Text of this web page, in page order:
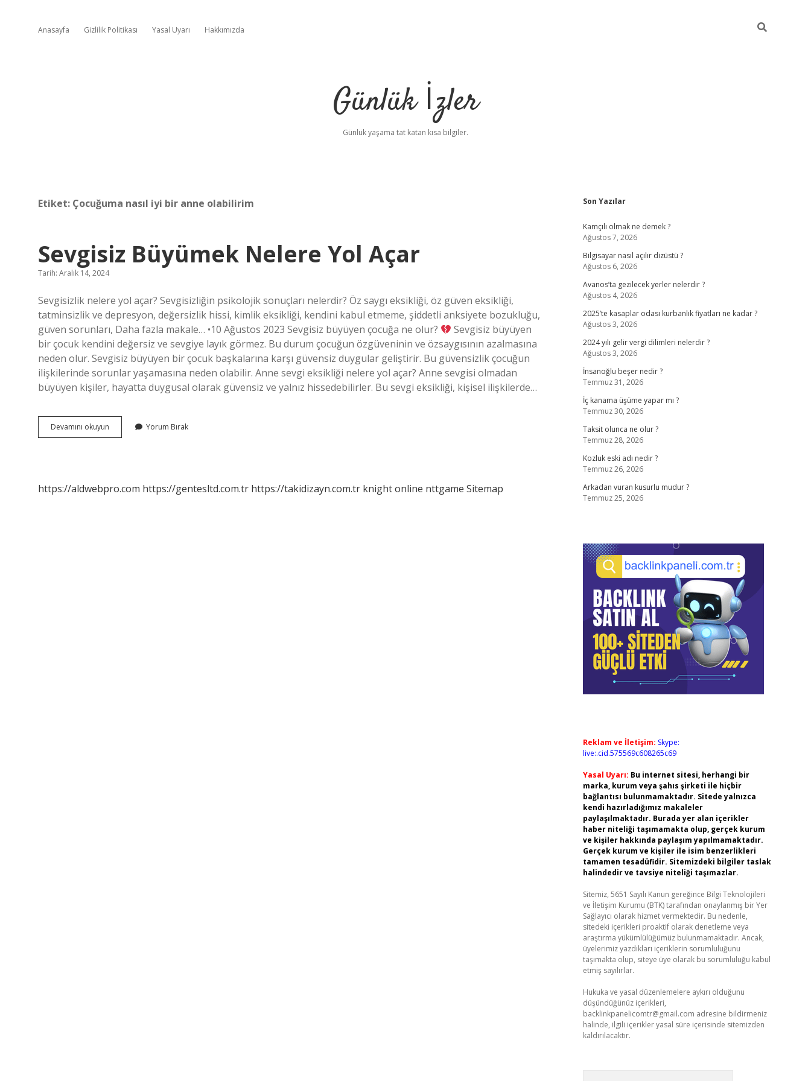
Anasayfa Gizlilik Politikası Yasal Uyarı Hakkımızda
Günlük İzler
Günlük yaşama tat katan kısa bilgiler.
Etiket: Çocuğuma nasıl iyi bir anne olabilirim
Sevgisiz Büyümek Nelere Yol Açar
Tarih: Aralık 14, 2024
Sevgisizlik nelere yol açar? Sevgisizliğin psikolojik sonuçları nelerdir? Öz saygı eksikliği, öz güven eksikliği,
tatminsizlik ve depresyon, değersizlik hissi, kimlik eksikliği, kendini kabul etmeme, şiddetli anksiyete bozukluğu,
güven sorunları, Daha fazla makale… •10 Ağustos 2023 Sevgisiz büyüyen çocuğa ne olur?
Sevgisiz büyüyen
bir çocuk kendini değersiz ve sevgiye layık görmez. Bu durum çocuğun özgüveninin ve özsaygısının azalmasına
neden olur. Sevgisiz büyüyen bir çocuk başkalarına karşı güvensiz duygular geliştirir. Bu güvensizlik çocuğun
ilişkilerinde sorunlar yaşamasına neden olabilir. Anne sevgi eksikliği nelere yol açar? Anne sevgisi olmadan
büyüyen kişiler, hayatta duygusal olarak güvensiz ve yalnız hissedebilirler. Bu sevgi eksikliği, kişisel ilişkilerde…
Devamını okuyun
Büyümek
Yorum Bırak
https://aldwebpro.com https://gentesltd.com.tr https://takidizayn.com.tr knight online nttgame Sitemap
Sidebar
Son Yazılar
Kamçılı olmak ne demek ?
Ağustos 7, 2026
Bilgisayar nasıl açılır dizüstü ?
Ağustos 6, 2026
Avanos’ta gezilecek yerler nelerdir ?
Ağustos 4, 2026
2025’te kasaplar odası kurbanlık fiyatları ne kadar ?
Ağustos 3, 2026
2024 yılı gelir vergi dilimleri nelerdir ?
Ağustos 3, 2026
İnsanoğlu beşer nedir ?
Temmuz 31, 2026
İç kanama üşüme yapar mı ?
Temmuz 30, 2026
Taksit olunca ne olur ?
Temmuz 28, 2026
Kozluk eski adı nedir ?
Temmuz 26, 2026
Arkadan vuran kusurlu mudur ?
Temmuz 25, 2026
Reklam ve İletişim: Skype:
live:.cid.575569c608265c69
Yasal Uyarı: Bu internet sitesi, herhangi bir
marka, kurum veya şahıs şirketi ile hiçbir
bağlantısı bulunmamaktadır. Sitede yalnızca
kendi hazırladığımız makaleler
paylaşılmaktadır. Burada yer alan içerikler
haber niteliği taşımamakta olup, gerçek kurum
ve kişiler hakkında paylaşım yapılmamaktadır.
Gerçek kurum ve kişiler ile isim benzerlikleri
tamamen tesadüfidir. Sitemizdeki bilgiler taslak
halindedir ve tavsiye niteliği taşımazlar.
Sitemiz, 5651 Sayılı Kanun gereğince Bilgi Teknolojileri
ve İletişim Kurumu (BTK) tarafından onaylanmış bir Yer
Sağlayıcı olarak hizmet vermektedir. Bu nedenle,
sitedeki içerikleri proaktif olarak denetleme veya
araştırma yükümlülüğümüz bulunmamaktadır. Ancak,
üyelerimiz yazdıkları içeriklerin sorumluluğunu
taşımakta olup, siteye üye olarak bu sorumluluğu kabul
etmiş sayılırlar.
Hukuka ve yasal düzenlemelere aykırı olduğunu
düşündüğünüz içerikleri,
backlinkpanelicomtr@gmail.com adresine bildirmeniz
halinde, ilgili içerikler yasal süre içerisinde sitemizden
kaldırılacaktır.